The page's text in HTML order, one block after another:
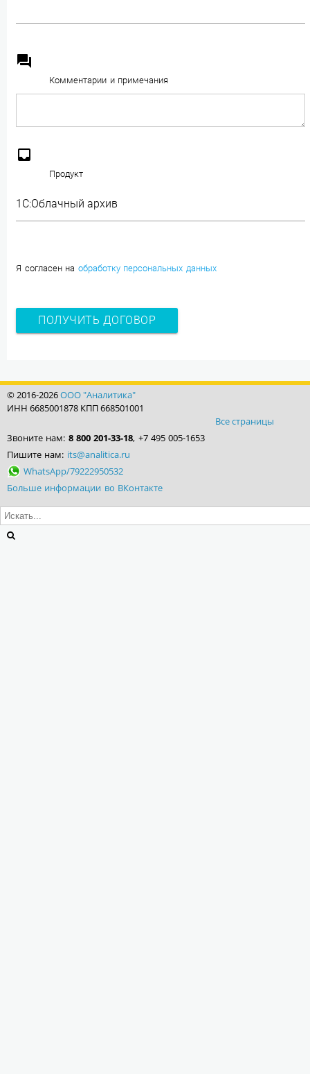
question_answer
Комментарии и примечания
inbox
Продукт
Я согласен на обработку персональных данных
© 2016-2026ООО "Аналитика"
ИНН 6685001878 КПП 668501001
Все страницы
Звоните нам: 8 800 201-33-18, +7 495 005-1653
Пишите нам: its@analitica.ru
WhatsApp/79222950532
Больше информации во ВКонтакте